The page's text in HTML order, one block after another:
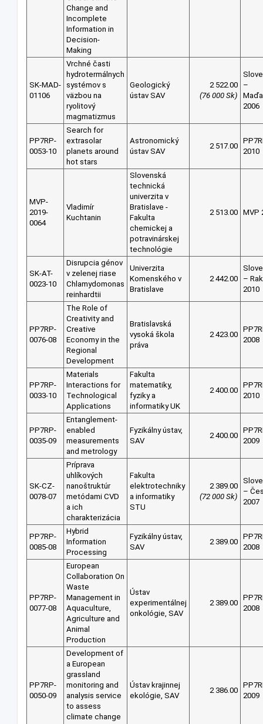
Change and
Incomplete
Information in
Decision-
Making
SK-MAD-
01106
Vrchné časti
hydrotermálnych
systémov s
väzbou na
ryolitový
magmatizmus
Geologický
ústav SAV
2 522.00
(76 000 Sk)
–
2006
PP7RP-
0053-10
Search for
extrasolar
planets around
hot stars
Astronomický
ústav SAV
2 517.00
2010
MVP-
2019-
0064
Vladimír
Kuchtanin
Slovenská
technická
univerzita v
Bratislave -
Fakulta
chemickej a
potravinárskej
technológie
2 513.00 MVP
SK-AT-
0023-10
Disrupcia génov
v zelenej riase
Chlamydomonas
reinhardtii
Univerzita
Komenského v
Bratislave
2 442.00
–
2010
PP7RP-
0076-08
The Role of
Creativity and
Creative
Economy in the
Regional
Development
Bratislavská
vysoká škola
práva
2 423.00
2008
PP7RP-
0033-10
Materials
Interactions for
Technological
Applications
Fakulta
matematiky,
fyziky a
informatiky UK
2 400.00
2010
PP7RP-
0035-09
Entanglement-
enabled
measurements
and metrology
Fyzikálny ústav,
SAV
2 400.00
2009
SK-CZ-
0078-07
Príprava
uhlíkových
nanoštruktúr
metódami CVD
a ich
charakterizácia
Fakulta
elektrotechniky
a informatiky
STU
2 389.00
(72 000 Sk)
–
2007
PP7RP-
0085-08
Hybrid
Information
Processing
Fyzikálny ústav,
SAV
2 389.00
2008
PP7RP-
0077-08
European
Collaboration On
Waste
Management in
Aquaculture,
Agriculture and
Animal
Production
Ústav
experimentálnej
onkológie, SAV
2 389.00
2008
PP7RP-
0050-09
Development of
a European
grassland
monitoring and
analysis service
to assess
climate change
Ústav krajinnej
ekológie, SAV
2 386.00
2009